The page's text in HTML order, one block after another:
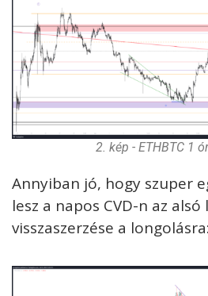
2. kép - ETHBTC 1
Annyiban jó, hogy szuper
lesz a napos CVD-n az alsó
visszaszerzése a longolásra: